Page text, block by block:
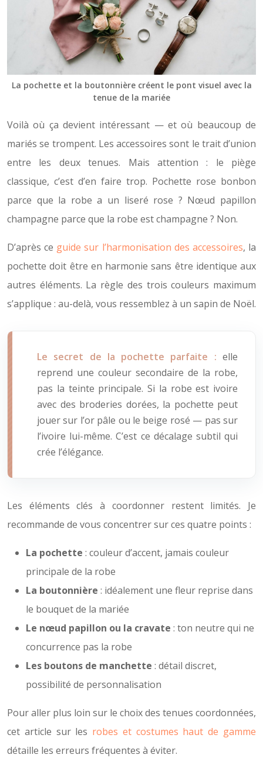
La pochette et la boutonnière créent le pont visuel avec la
tenue de la mariée
Voilà où ça devient intéressant — et où beaucoup de
mariés se trompent. Les accessoires sont le trait d’union
entre les deux tenues. Mais attention : le piège
classique, c’est d’en faire trop. Pochette rose bonbon
parce que la robe a un liseré rose ? Nœud papillon
champagne parce que la robe est champagne ? Non.
D’après ce guide sur l’harmonisation des accessoires, la
pochette doit être en harmonie sans être identique aux
autres éléments. La règle des trois couleurs maximum
s’applique : au-delà, vous ressemblez à un sapin de Noël.
Le secret de la pochette parfaite : elle
reprend une couleur secondaire de la robe,
pas la teinte principale. Si la robe est ivoire
avec des broderies dorées, la pochette peut
jouer sur l’or pâle ou le beige rosé — pas sur
l’ivoire lui-même. C’est ce décalage subtil qui
crée l’élégance.
Les éléments clés à coordonner restent limités. Je
recommande de vous concentrer sur ces quatre points :
La pochette : couleur d’accent, jamais couleur
principale de la robe
La boutonnière : idéalement une fleur reprise dans
le bouquet de la mariée
Le nœud papillon ou la cravate : ton neutre qui ne
concurrence pas la robe
Les boutons de manchette : détail discret,
possibilité de personnalisation
Pour aller plus loin sur le choix des tenues coordonnées,
cet article sur les robes et costumes haut de gamme
détaille les erreurs fréquentes à éviter.